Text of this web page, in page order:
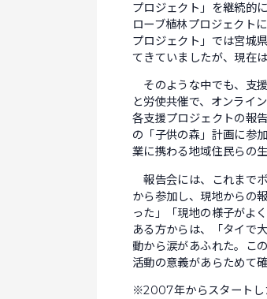
プロジェクト」を継続的
ローブ植林プロジェクト
プロジェクト」では宮城
てきていましたが、現在
そのような中でも、支
と労使共催で、オンライ
各支援プロジェクトの報
の「子供の森」計画に参
業に携わる地域住民らの
報告会には、これまで
から参加し、現地からの
った」「現地の様子がよ
ある方からは、「タイで
動から涙があふれた。こ
活動の意義があらためて
※2007年からスタートし